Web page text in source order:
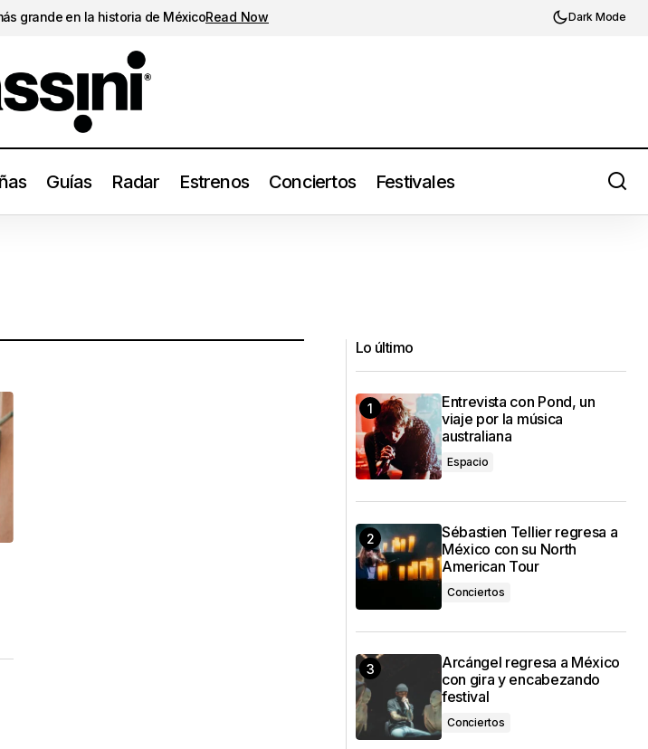
grande en la historia de MéxicoRead Now Dark Mode
Guías Radar Estrenos Conciertos Festivales
Lo último
Entrevista con Pond, un
viaje por la música
australiana
Espacio
Sébastien Tellier regresa a
México con su North
American Tour
Conciertos
Arcángel regresa a México
con gira y encabezando
festival
Conciertos